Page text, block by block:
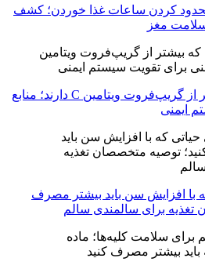
کردن ساعات غذا خوردن؛ کشف
مغز
۷ ماده غذایی که بیشتر از گریپ‌فروت ویتامین C دارند؛ منابع
ایمنی
با افزایش سن باید بیشتر مصرف
تغذیه برای سالمندی سالم